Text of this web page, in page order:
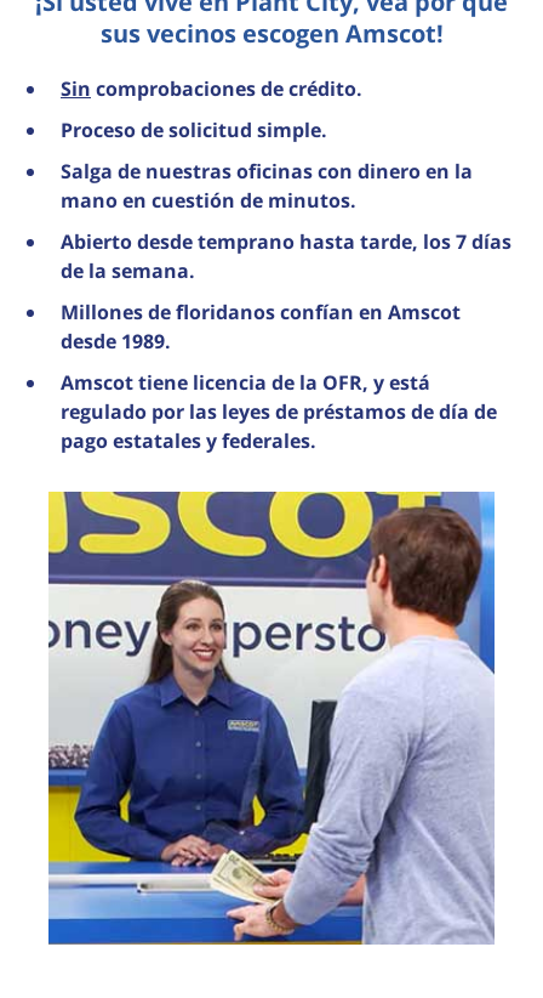
sus vecinos escogen Amscot!
Sin comprobaciones de crédito.
Proceso de solicitud simple.
Salga de nuestras oficinas con dinero en la
mano en cuestión de minutos.
Abierto desde temprano hasta tarde, los 7 días
de la semana.
Millones de floridanos confían en Amscot
desde 1989.
Amscot tiene licencia de la OFR, y está
regulado por las leyes de préstamos de día de
pago estatales y federales.